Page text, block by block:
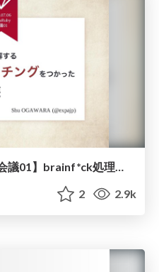
【2019/07/06 TamaRuby会議01】brainf*ck処理系で理解するパターンマッチングをつかった疎結合な実装
2 2.9k